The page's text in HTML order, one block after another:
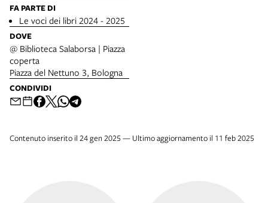
FA PARTE DI
Le voci dei libri 2024 - 2025
DOVE
@ Biblioteca Salaborsa | Piazza
coperta
Piazza del Nettuno 3, Bologna
CONDIVIDI
Contenuto inserito il 24 gen 2025 — Ultimo aggiornamento il 11 feb 2025